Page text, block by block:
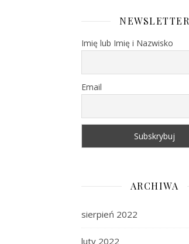
NEWSLETTER
Imię lub Imię i Nazwisko
Email
ARCHIWA
sierpień 2022
luty 2022